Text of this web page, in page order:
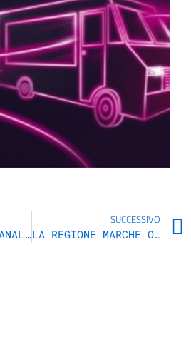
RICONOSCERE ED ANALIZZARE LE FAKE NEWS: LA REGIONE MARCHE PROMUOVE UN CORSO SU NOTIZIE FALSE E INTERAZIONI INGANNEVOLI
SUCCESSIVO
LA REGIONE MARCHE ORGANIZZA UN WEBINAR GRATUITO APERTO A TUTTI I CITTADINI ALLA SCOPERTA DELL’INTELLIGENZA ARTIFICIALE – ANTONINI: “TECNOLOGIA DEL PRESENTE CHE STA RIVOLUZIONANDO LE NOSTRE VITE”